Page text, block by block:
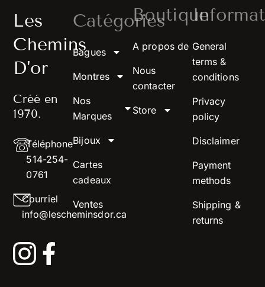
Les
Chemins
D'or
Créé en
1970.
Téléphone
514-254-
0761
Courriel
info@lescheminsdor.ca
Catégories
Bagues
Montres
Nos
Marques
Bijoux
Cartes
cadeaux
Ventes
Boutique
A propos de
Nous
contacter
Store
General
terms &
conditions
Privacy
policy
Disclaimer
Payment
methods
Shipping &
returns